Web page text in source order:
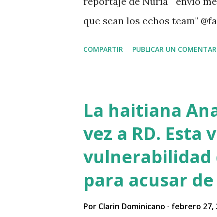
que sean los echos team"
martinez Guerrero
del reportaje de Nuria Piera
COMPARTIR PUBLICAR UN
La haitiana
vez a RD. Esta
vulnerabilidad
para acusar
Por Clarin Dominicano febrero 27,